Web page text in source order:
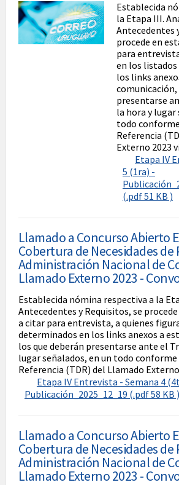
Establecida
la Etapa III.
Antecedentes
procede en
para
en los
los links
comunicación,
presentarse
la hora y lugar
todo
Referencia
Externo 2023
Etapa IV
5 (1ra) -
(.pdf 51 KB )
Llamado a Concurso Abierto
Cobertura de Necesidades de
Administración Nacional de
Llamado Externo 2023 -
Establecida nómina respectiva a la
Antecedentes y Requisitos, se
a citar para entrevista, a quienes
determinados en los links anexos a
los que deberán presentarse ante el
lugar señalados, en un todo
Referencia (TDR) del Llamado
Etapa IV Entrevista - Semana 4
Publicación_2025_12_19 (.pdf 58 KB )
Llamado a Concurso Abierto
Cobertura de Necesidades de
Administración Nacional de
Llamado Externo 2023 -